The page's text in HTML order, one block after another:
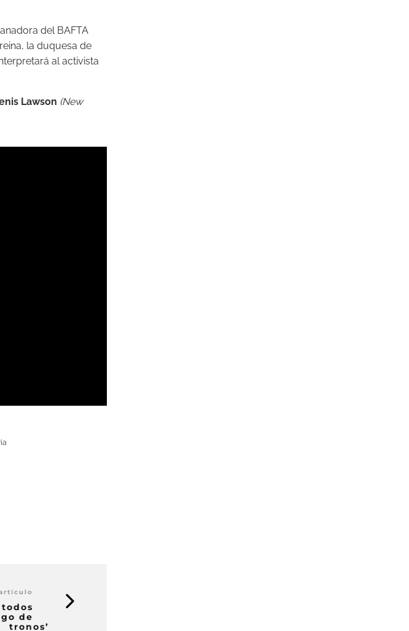
del BAFTA
la duquesa de
al activista
Lawson (New
de
tronos’